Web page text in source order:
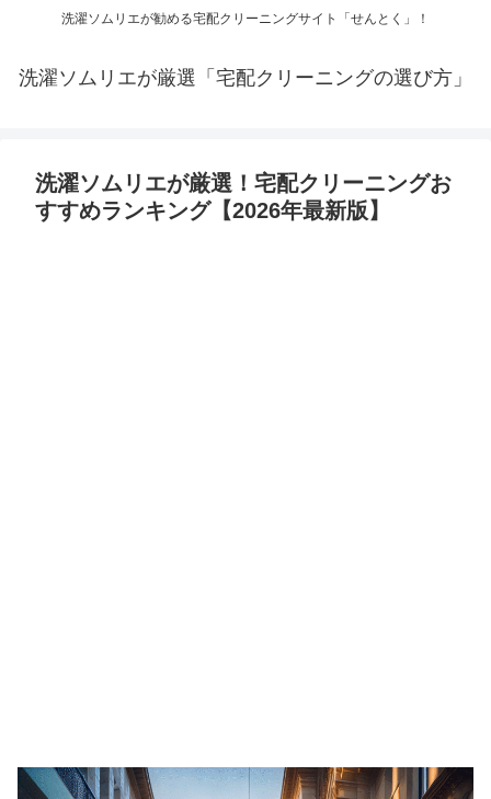
洗濯ソムリエが勧める宅配クリーニングサイト「せんとく」！
洗濯ソムリエが厳選「宅配クリーニングの選び方」
洗濯ソムリエが厳選！宅配クリーニングお
すすめランキング【2026年最新版】